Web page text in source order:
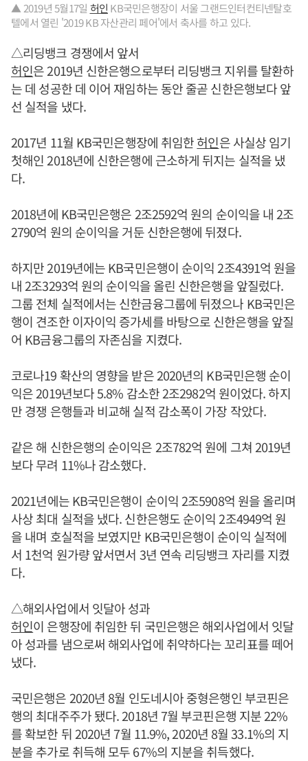
▲ 2019년 5월17일 허인 KB국민은행장이 서울 그랜드인터컨티넨탈호
텔에서 열린 '2019 KB 자산관리 페어'에서 축사를 하고 있다.
△리딩뱅크 경쟁에서 앞서
허인은 2019년 신한은행으로부터 리딩뱅크 지위를 탈환하
는 데 성공한 데 이어 재임하는 동안 줄곧 신한은행보다 앞
선 실적을 냈다.
2017년 11월 KB국민은행장에 취임한허인은 사실상 임기
첫해인 2018년에 신한은행에 근소하게 뒤지는 실적을 냈
다.
2018년에 KB국민은행은 2조2592억 원의 순이익을 내 2조
2790억 원의 순이익을 거둔 신한은행에 뒤졌다.
하지만 2019년에는 KB국민은행이 순이익 2조4391억 원을
내 2조3293억 원의 순이익을 올린 신한은행을 앞질렀다.
그룹 전체 실적에서는 신한금융그룹에 뒤졌으나 KB국민은
행이 견조한 이자이익 증가세를 바탕으로 신한은행을 앞질
어 KB금융그룹의 자존심을 지켰다.
코로나19 확산의 영향을 받은 2020년의 KB국민은행 순이
익은 2019년보다 5.8% 감소한 2조2982억 원이었다. 하지
만 경쟁 은행들과 비교해 실적 감소폭이 가장 작았다.
같은 해 신한은행의 순이익은 2조782억 원에 그쳐 2019년
보다 무려 11%나 감소했다.
2021년에는 KB국민은행이 순이익 2조5908억 원을 올리며
사상 최대 실적을 냈다. 신한은행도 순이익 2조4949억 원
을 내며 호실적을 보였지만 KB국민은행이 순이익 실적에
서 1천억 원가량 앞서면서 3년 연속 리딩뱅크 자리를 지켰
다.
△해외사업에서 잇달아 성과
허인이 은행장에 취임한 뒤 국민은행은 해외사업에서 잇달
아 성과를 냄으로써 해외사업에 취약하다는 꼬리표를 떼어
냈다.
국민은행은 2020년 8월 인도네시아 중형은행인 부코핀은
행의 최대주주가 됐다. 2018년 7월 부코핀은행 지분 22%
를 확보한 뒤 2020년 7월 11.9%, 2020년 8월 33.1%의 지
분을 추가로 취득해 모두 67%의 지분을 취득했다.